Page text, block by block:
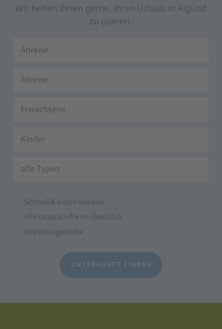
Wir helfen Ihnen gerne, Ihren Urlaub in Algund
zu planen.
Erwachsene
Kinder
alle Typen
Schnell & sicher buchen
Alle Unterkünfte im Überblick
Bestpreisgarantie
UNTERKUNFT FINDEN